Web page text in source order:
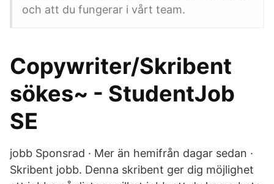
och att du fungerar i vårt team.
Copywriter/Skribent
sökes~ - StudentJob
SE
jobb Sponsrad · Mer än hemifrån dagar sedan ·
Skribent jobb. Denna skribent ger dig möjlighet